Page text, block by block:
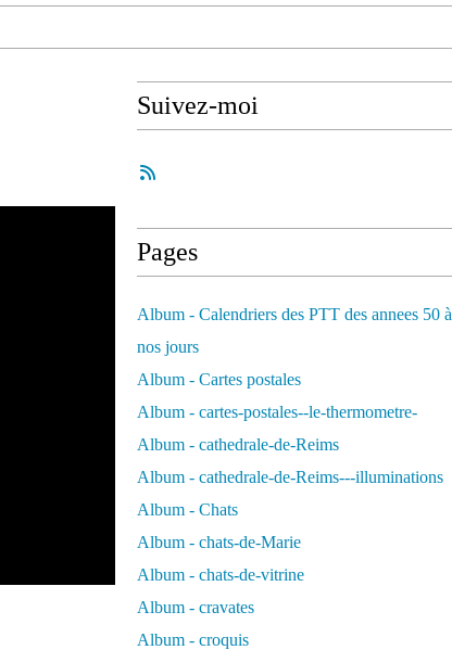
Suivez-moi
Pages
Album - Calendriers des PTT des annees 50 à
nos jours
Album - Cartes postales
Album - cartes-postales--le-thermometre-
Album - cathedrale-de-Reims
Album - cathedrale-de-Reims---illuminations
Album - Chats
Album - chats-de-Marie
Album - chats-de-vitrine
Album - cravates
Album - croquis